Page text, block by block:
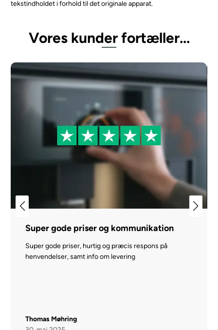
tekstindholdet i forhold til det originale apparat.
Vores kunder fortæller...
Super gode priser og kommunikation
Super gode priser, hurtig og præcis respons på
henvendelser, samt info om levering
Thomas Møhring